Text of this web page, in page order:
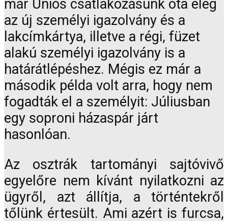
már Uniós csatlakozásunk óta elég
az új személyi igazolvány és a
lakcímkártya, illetve a régi, füzet
alakú személyi igazolvány is a
határátlépéshez. Mégis ez már a
második példa volt arra, hogy nem
fogadták el a személyit: Júliusban
egy soproni házaspár járt
hasonlóan.
Az osztrák tartományi sajtóvivő
egyelőre nem kívánt nyilatkozni az
ügyről, azt állítja, a történtekről
tőlünk értesült. Ami azért is furcsa,